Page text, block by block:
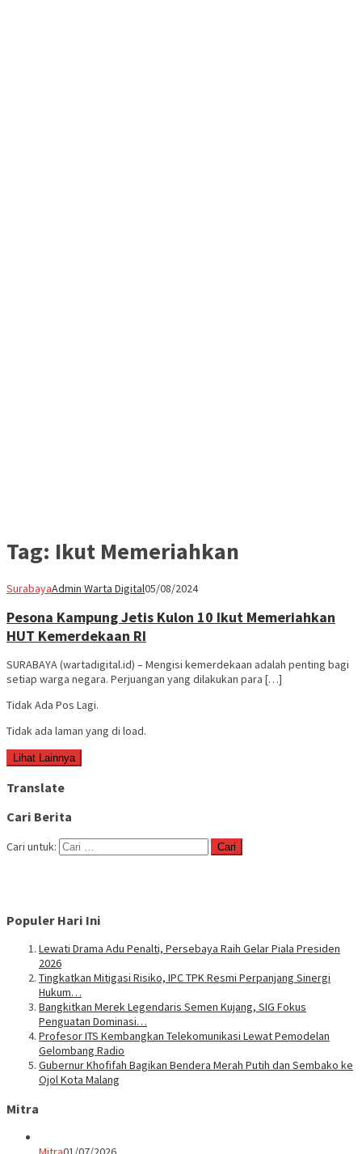
Tag: Ikut Memeriahkan
SurabayaAdmin Warta Digital05/08/2024
Pesona Kampung Jetis Kulon 10 Ikut Memeriahkan
HUT Kemerdekaan RI
SURABAYA (wartadigital.id) – Mengisi kemerdekaan adalah penting bagi
setiap warga negara. Perjuangan yang dilakukan para […]
Tidak Ada Pos Lagi.
Tidak ada laman yang di load.
Lihat Lainnya
Translate
Cari Berita
Cari untuk:
Populer Hari Ini
Lewati Drama Adu Penalti, Persebaya Raih Gelar Piala Presiden
2026
Tingkatkan Mitigasi Risiko, IPC TPK Resmi Perpanjang Sinergi
Hukum…
Bangkitkan Merek Legendaris Semen Kujang, SIG Fokus
Penguatan Dominasi…
Profesor ITS Kembangkan Telekomunikasi Lewat Pemodelan
Gelombang Radio
Gubernur Khofifah Bagikan Bendera Merah Putih dan Sembako ke
Ojol Kota Malang
Mitra